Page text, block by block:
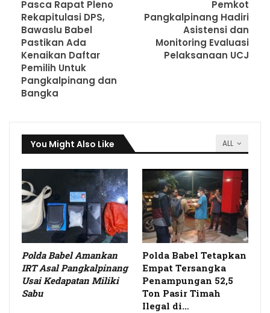
Pasca Rapat Pleno
Rekapitulasi DPS,
Bawaslu Babel
Pastikan Ada
Kenaikan Daftar
Pemilih Untuk
Pangkalpinang dan
Bangka
Pemkot
Pangkalpinang Hadiri
Asistensi dan
Monitoring Evaluasi
Pelaksanaan UCJ
ALL
You Might Also Like
Polda Babel Amankan
IRT Asal Pangkalpinang
Usai Kedapatan Miliki
Sabu
Polda Babel Tetapkan
Empat Tersangka
Penampungan 52,5
Ton Pasir Timah
Ilegal di…